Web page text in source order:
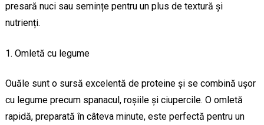
presară nuci sau semințe pentru un plus de textură și
nutrienți.
Omletă cu legume
Ouăle sunt o sursă excelentă de proteine și se combină ușor
cu legume precum spanacul, roșiile și ciupercile. O omletă
rapidă, preparată în câteva minute, este perfectă pentru un